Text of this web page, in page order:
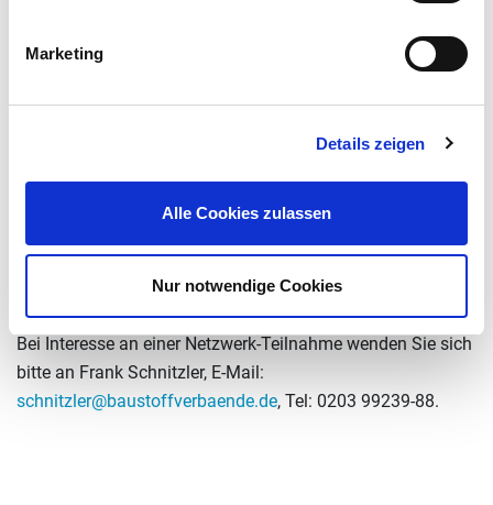
Marketing
Details zeigen
Alle Cookies zulassen
Nur notwendige Cookies
Hermann Wegener GmbH & Co. KG, 30159 Hannover
Hintergrund: Energieeffizienz-Netzwerke
Energieeffizienz-Netzwerken bis Ende 2020, um 75 PJ
Primärenergie einzusparen bzw. fünf Millionen Tonnen
Treibhausgase zu vermeiden. Damit leisten Netzwerke und
die teilnehmenden Unternehmen einen wichtigen Beitrag
Bundesrepublik Deutschland.
Bei Interesse an einer Netzwerk-Teilnahme wenden Sie sich
bitte an Frank Schnitzler, E-Mail:
schnitzler@baustoffverbaende.de, Tel: 0203 99239-88.